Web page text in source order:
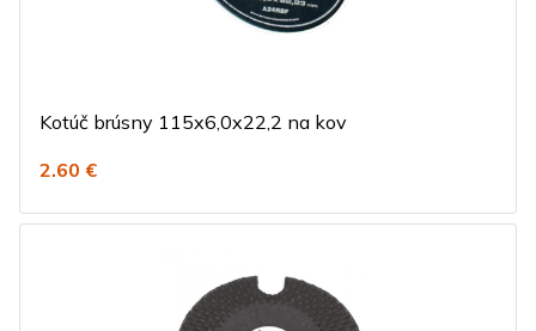
Kotúč brúsny 115x6,0x22,2 na kov
2.60 €